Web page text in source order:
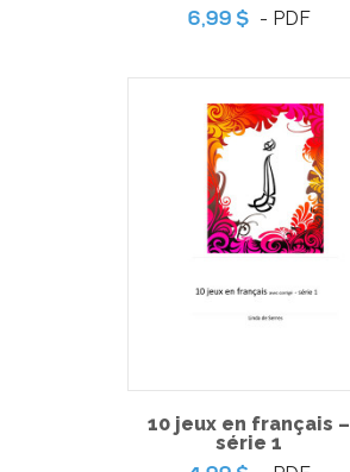
6,99 $-PDF
6,99 $ - PDF
10 jeux en français –
série 1